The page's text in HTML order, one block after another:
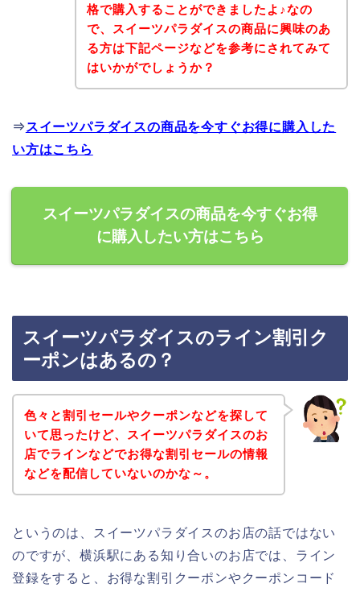
格で購入することができましたよ♪なの
で、スイーツパラダイスの商品に興味のあ
る方は下記ページなどを参考にされてみて
はいかがでしょうか？
⇒ スイーツパラダイスの商品を今すぐお得に購入した
い方はこちら
スイーツパラダイスの商品を今すぐお得
に購入したい方はこちら
スイーツパラダイスのライン割引ク
ーポンはあるの？
色々と割引セールやクーポンなどを探して
いて思ったけど、スイーツパラダイスのお
店でラインなどでお得な割引セールの情報
などを配信していないのかな～。
というのは、スイーツパラダイスのお店の話ではない
のですが、横浜駅にある知り合いのお店では、ライン
登録をすると、お得な割引クーポンやクーポンコード